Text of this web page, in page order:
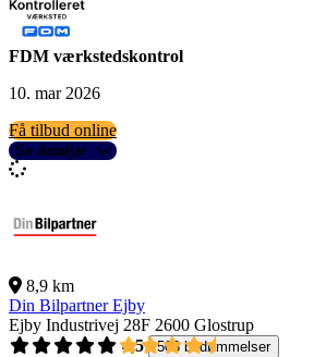
FDM værkstedskontrol
10. mar 2026
Få tilbud online
Se detaljer
8,9 km
Din Bilpartner Ejby
Ejby Industrivej 28F 2600 Glostrup
4,5
503 bedømmelser